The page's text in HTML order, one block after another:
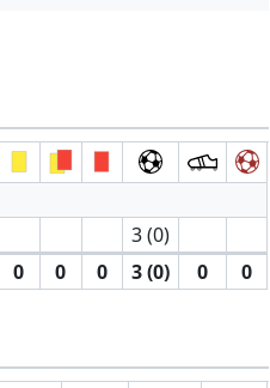
3 (0)
0 0 0 3 (0) 0 0